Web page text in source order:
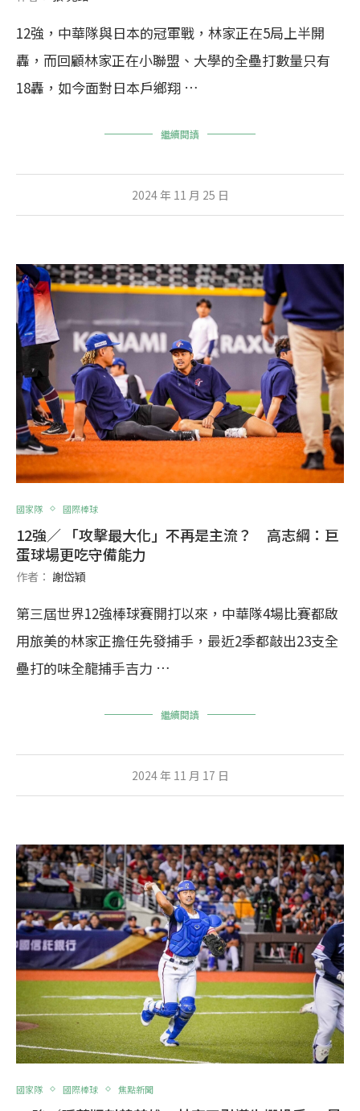
12強，中華隊與日本的冠軍戰，林家正在5局上半開
轟，而回顧林家正在小聯盟、大學的全壘打數量只有
18轟，如今面對日本戶鄉翔 …
繼續閱讀
2024 年 11 月 25 日
國家隊 國際棒球
12強／ 「攻擊最大化」不再是主流？ 高志綱：巨
蛋球場更吃守備能力
作者： 謝岱穎
第三屆世界12強棒球賽開打以來，中華隊4場比賽都啟
用旅美的林家正擔任先發捕手，最近2季都敲出23支全
壘打的味全龍捕手吉力 …
繼續閱讀
2024 年 11 月 17 日
國家隊 國際棒球 焦點新聞